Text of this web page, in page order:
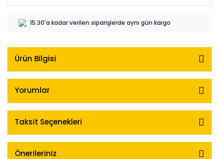
15:30'a kadar verilen siparişlerde aynı gün kargo
Ürün Bilgisi
Yorumlar
Taksit Seçenekleri
Önerileriniz